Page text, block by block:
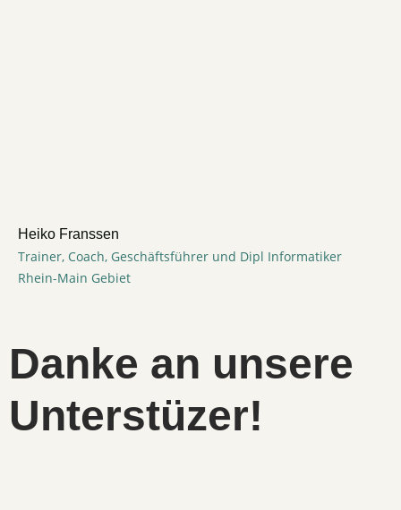
Heiko Franssen
Trainer, Coach, Geschäftsführer und Dipl Informatiker
Rhein-Main Gebiet
Danke an unsere
Unterstüzer!